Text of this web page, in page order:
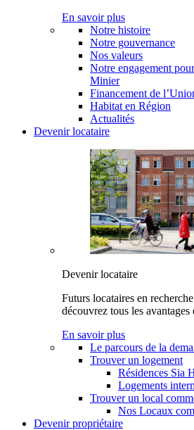
En savoir plus
Notre histoire
Notre gouvernance
Nos valeurs
Notre engagement
Minier
Financement de
Habitat en Région
Actualités
Devenir locataire
Devenir locataire
Futurs locataires en
découvrez tous les
En savoir plus
Le parcours de la
Trouver un logement
Résidences Sia
Logements
Trouver un local
Nos Locaux
Devenir propriétaire